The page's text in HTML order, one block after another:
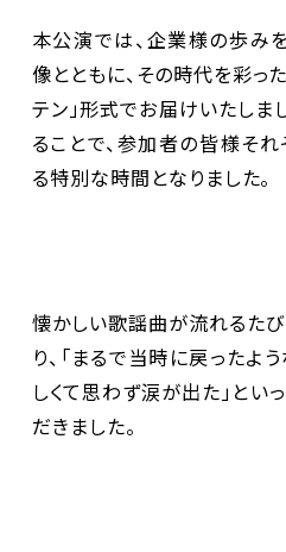
本公演では、企業様の歩み
像とともに、その時代を彩っ
テン」形式でお届けいたしま
ることで、参加者の皆様そ
る特別な時間となりました。
懐かしい歌謡曲が流れるた
り、「まるで当時に戻ったよ
しくて思わず涙が出た」とい
だきました。